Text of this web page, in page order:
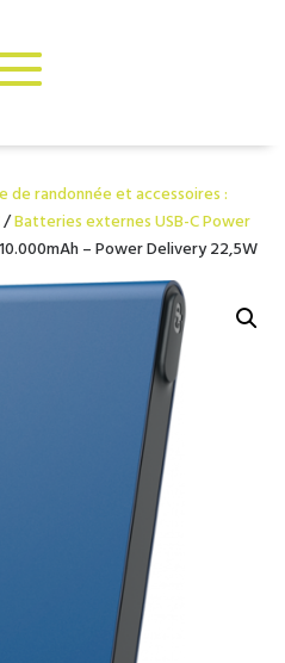
de randonnée et accessoires :
/Batteries externes USB-C Power
– Power Delivery 22,5W